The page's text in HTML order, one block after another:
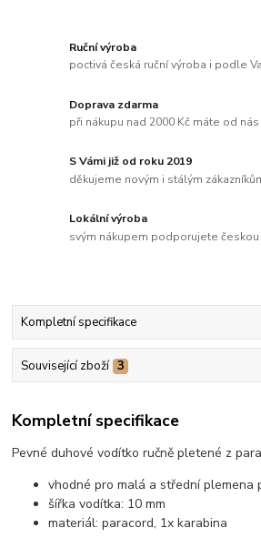
Ruční výroba
poctivá česká ruční výroba i podle
Doprava zdarma
při nákupu nad 2000 Kč máte od
S Vámi již od roku 2019
děkujeme novým i stálým
Lokální výroba
svým nákupem podporujete
Kompletní specifikace
Související zboží 3
Kompletní specifikace
Pevné duhové vodítko ručně pletené z
vhodné pro malá a střední plemena
šířka vodítka: 10 mm
materiál: paracord, 1x karabina